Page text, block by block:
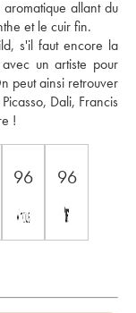
allant du
et le cuir fin.
s'il faut encore la
un artiste pour
peut ainsi retrouver
Dali, Francis
!
96 96